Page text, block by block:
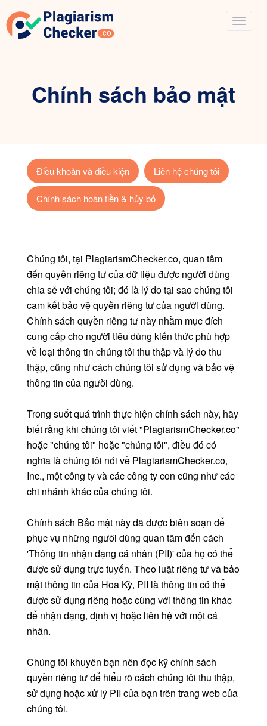
Chính sách bảo mật
Điều khoản và điều kiện Liên hệ chúng tôi
Chính sách hoàn tiền & hủy bỏ
Chúng tôi, tại PlagiarismChecker.co, quan tâm
đến quyền riêng tư của dữ liệu được người dùng
chia sẻ với chúng tôi; đó là lý do tại sao chúng tôi
cam kết bảo vệ quyền riêng tư của người dùng.
Chính sách quyền riêng tư này nhằm mục đích
cung cấp cho người tiêu dùng kiến thức phù hợp
về loại thông tin chúng tôi thu thập và lý do thu
thập, cũng như cách chúng tôi sử dụng và bảo vệ
thông tin của người dùng.
Trong suốt quá trình thực hiện chính sách này, hãy
biết rằng khi chúng tôi viết "PlagiarismChecker.co"
hoặc "chúng tôi" hoặc "chúng tôi", điều đó có
nghĩa là chúng tôi nói về PlagiarismChecker.co,
Inc., một công ty và các công ty con cũng như các
chi nhánh khác của chúng tôi.
Chính sách Bảo mật này đã được biên soạn để
phục vụ những người dùng quan tâm đến cách
'Thông tin nhận dạng cá nhân (PII)' của họ có thể
được sử dụng trực tuyến. Theo luật riêng tư và bảo
mật thông tin của Hoa Kỳ, PII là thông tin có thể
được sử dụng riêng hoặc cùng với thông tin khác
để nhận dạng, định vị hoặc liên hệ với một cá
nhân.
Chúng tôi khuyên bạn nên đọc kỹ chính sách
quyền riêng tư để hiểu rõ cách chúng tôi thu thập,
sử dụng hoặc xử lý PII của bạn trên trang web của
chúng tôi.